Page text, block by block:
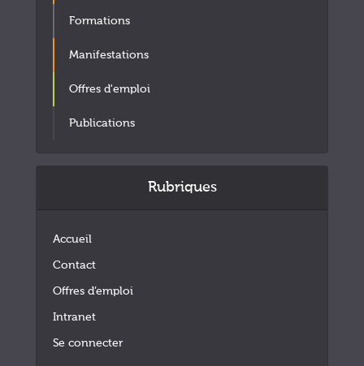
Formations
Manifestations
Offres d'emploi
Publications
Rubriques
Accueil
Contact
Offres d’emploi
Intranet
Se connecter